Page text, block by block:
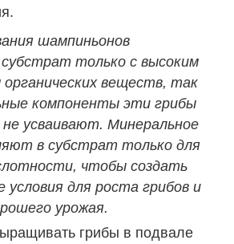
шампиньонов
субстрат только с высоким
органических веществ, так
компоненты эти грибы
не усваивают. Минеральное
в субстрат только для
чтобы создать
для роста грибов и
урожая.
грибы в подвале